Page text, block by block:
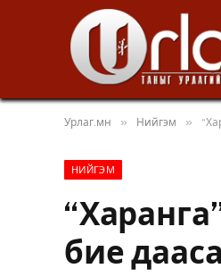
Урлаг.мн » Нийгэм »
НИЙГЭМ
бие